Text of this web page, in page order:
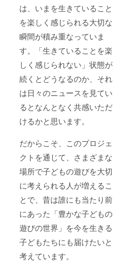
は、いまを生きていること
を楽しく感じられる大切な
瞬間が積み重なっていま
す。「生きていることを楽
しく感じられない」状態が
続くとどうなるのか、それ
は日々のニュースを見てい
るとなんとなく共感いただ
けるかと思います。
だからこそ、このプロジェ
クトを通じて、さまざまな
場所で子どもの遊びを大切
に考えられる人が増えるこ
とで、昔は誰にも当たり前
にあった「豊かな子どもの
遊びの世界」を今を生きる
子どもたちにも届けたいと
考えています。